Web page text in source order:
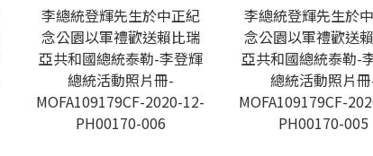
李總統登輝先生於中正紀
念公園以軍禮歡送賴比瑞
亞共和國總統泰勒-李登輝
總統活動照片冊-
MOFA109179CF-2020-12-
PH00170-006
李總統登輝先生於
念公園以軍禮歡送
亞共和國總統泰勒-
總統活動照片
MOFA109179CF-
PH00170-005